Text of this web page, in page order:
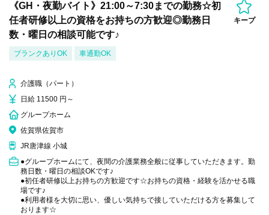
《GH・夜勤バイト》21:00～7:30までの勤務☆初
任者研修以上の資格をお持ちの方歓迎◎勤務日
数・曜日の相談可能です♪
キープ
ブランクありOK 車通勤OK
介護職（パート）
日給 11500 円～
グループホーム
佐賀県佐賀市
JR唐津線 小城
●グループホームにて、夜間の介護業務全般に従事していただきます。勤
務日数・曜日の相談OKです♪
●初任者研修以上お持ちの方歓迎です☆お持ちの資格・経験を活かせる職
場です♪
●利用者様を大切に思い、優しい気持ちで接していただける方を募集して
おります☆